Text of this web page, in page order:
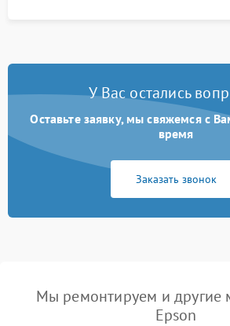
У Вас остались
Оставьте заявку, мы свяжемся с
время
Заказать звонок
Мы ремонтируем и
Epson